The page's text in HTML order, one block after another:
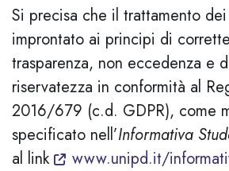
Si precisa che il trattamento
improntato ai principi di
trasparenza, non eccedenza e
riservatezza in conformità al
2016/679 (c.d. GDPR), come
specificato nell’Informativa
al link
www.unipd.it/